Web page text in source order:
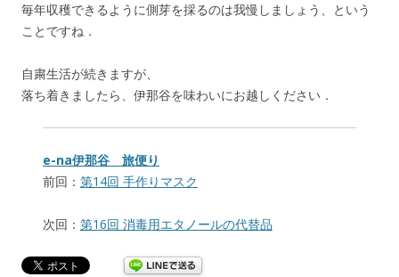
毎年収穫できるように側芽を採るのは我慢しましょう、という
ことですね．
自粛生活が続きますが、
落ち着きましたら、伊那谷を味わいにお越しください．
e-na伊那谷 旅便り
前回： 第14回 手作りマスク
次回： 第16回 消毒用エタノールの代替品